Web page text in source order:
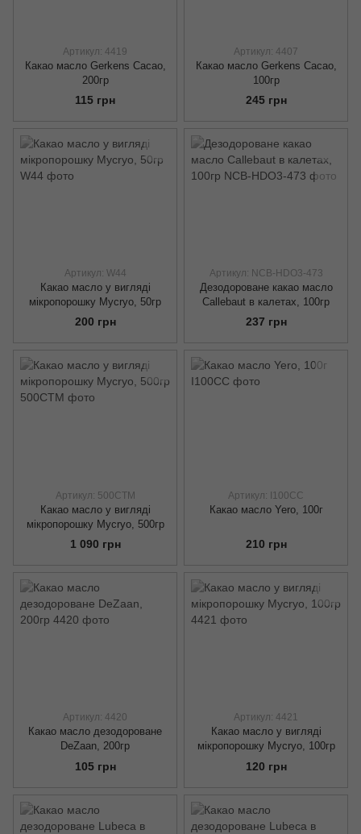
Артикул: 4419
Какао масло Gerkens Cacao,
200гр
115 грн
Артикул: 4407
Какао масло Gerkens Cacao,
100гр
245 грн
Артикул: W44
Какао масло у вигляді
мікропорошку Mycryo, 50гр
200 грн
Артикул: NCB-HDO3-473
Дезодороване какао масло
Callebaut в калетах, 100гр
237 грн
Артикул: 500CTM
Какао масло у вигляді
мікропорошку Mycryo, 500гр
1 090 грн
Артикул: I100CC
Какао масло Yero, 100г
210 грн
Артикул: 4420
Какао масло дезодороване
DeZaan, 200гр
105 грн
Артикул: 4421
Какао масло у вигляді
мікропорошку Mycryo, 100гр
120 грн